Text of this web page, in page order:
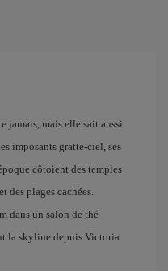
jamais, mais elle sait aussi
imposants gratte-ciel, ses
côtoient des temples
des plages cachées.
dans un salon de thé
la skyline depuis Victoria